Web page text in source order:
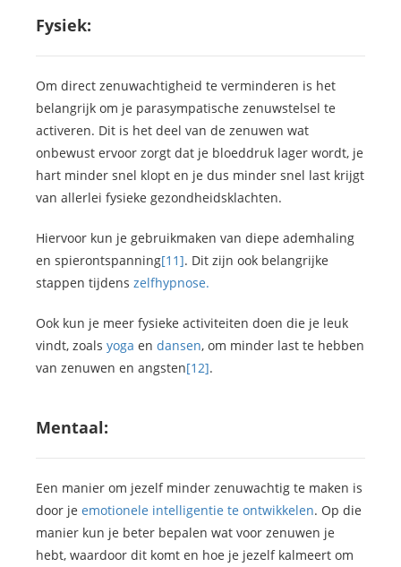
Fysiek:
Om direct zenuwachtigheid te verminderen is het
belangrijk om je parasympatische zenuwstelsel te
activeren. Dit is het deel van de zenuwen wat
onbewust ervoor zorgt dat je bloeddruk lager wordt, je
hart minder snel klopt en je dus minder snel last krijgt
van allerlei fysieke gezondheidsklachten.
Hiervoor kun je gebruikmaken van diepe ademhaling
en spierontspanning[11]. Dit zijn ook belangrijke
stappen tijdens zelfhypnose.
Ook kun je meer fysieke activiteiten doen die je leuk
vindt, zoals yoga en dansen, om minder last te hebben
van zenuwen en angsten[12].
Mentaal:
Een manier om jezelf minder zenuwachtig te maken is
door je emotionele intelligentie te ontwikkelen. Op die
manier kun je beter bepalen wat voor zenuwen je
hebt, waardoor dit komt en hoe je jezelf kalmeert om